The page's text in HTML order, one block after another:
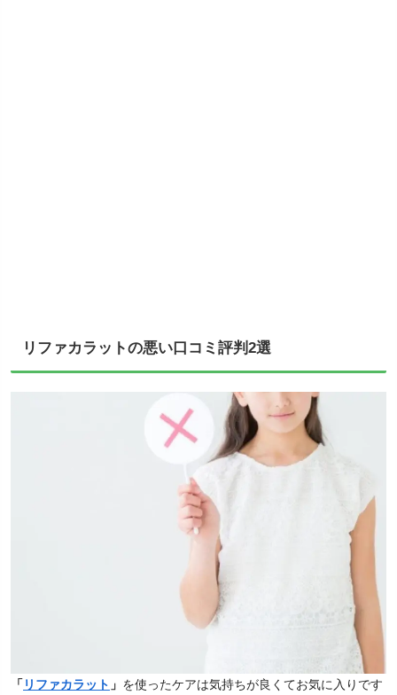
リファカラットの悪い口コミ評判2選
「 リファカラット 」 を使ったケアは気持ちが良くてお気に入りです